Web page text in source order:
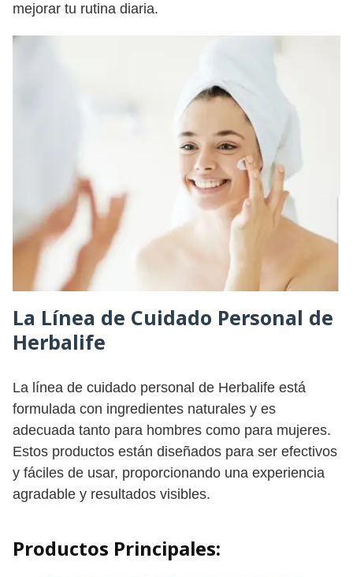
mejorar tu rutina diaria.
La Línea de Cuidado Personal de
Herbalife
La línea de cuidado personal de Herbalife está
formulada con ingredientes naturales y es
adecuada tanto para hombres como para mujeres.
Estos productos están diseñados para ser efectivos
y fáciles de usar, proporcionando una experiencia
agradable y resultados visibles.
Productos Principales: